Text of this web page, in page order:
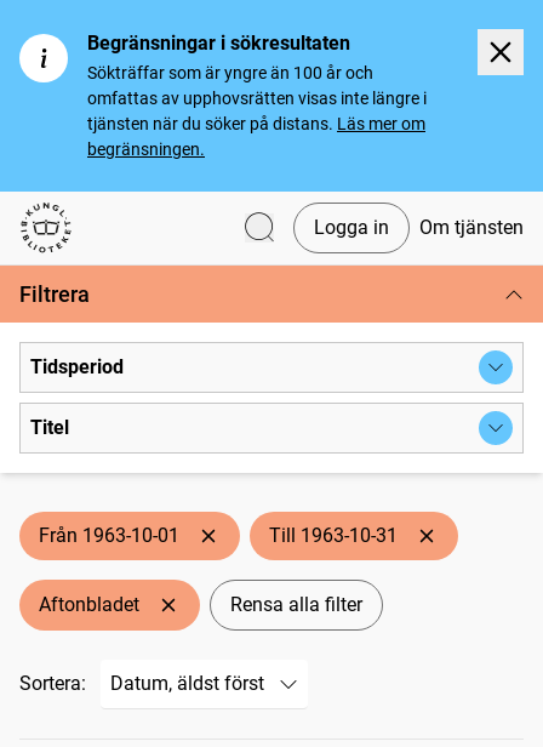
Begränsningar i sökresultaten
Sökträffar som är yngre än 100 år och
omfattas av upphovsrätten visas inte längre i
tjänsten när du söker på distans. Läs mer om
begränsningen.
Svenska tidningar
Logga in Om tjänsten
Filtrera
Tidsperiod
Titel
Från 1963-10-01 Till 1963-10-31
Aftonbladet Rensa alla filter
Sortera: